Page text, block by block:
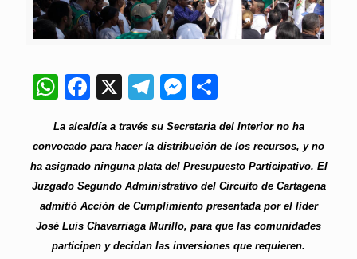
WhatsApp
Facebook
X Telegram
Messenger
La alcaldía a través su Secretaria del Interior no ha
convocado para hacer la distribución de los recursos, y no
ha asignado ninguna plata del Presupuesto Participativo. El
Juzgado Segundo Administrativo del Circuito de Cartagena
admitió Acción de Cumplimiento presentada por el líder
José Luis Chavarriaga Murillo, para que las comunidades
participen y decidan las inversiones que requieren.